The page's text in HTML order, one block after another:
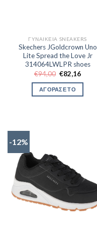
ΓΥΝΑΙΚΕΊΑ SNEAKERS
Skechers JGoldcrown Uno
Lite Spread the Love Jr
314064LWLPR shoes
€94,00 Original
price
was:
€94,00.
€82,16Η
ΑΓΟΡΑΣΕ ΤΟ
-12%